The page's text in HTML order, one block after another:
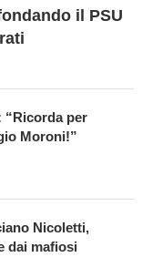
il PSU
“Ricorda per
Moroni!”
Nicoletti,
dai mafiosi